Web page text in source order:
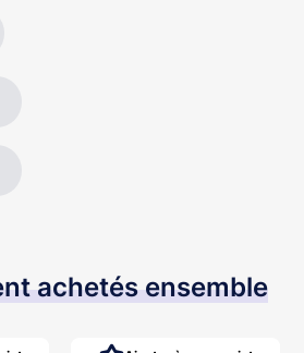
achetés ensemble